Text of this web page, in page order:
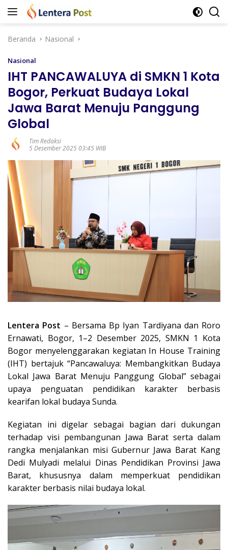
Langsung
Beranda
Nasional
Nasional
IHT PANCAWALUYA di SMKN 1 Kota
Bogor, Perkuat Budaya Lokal
Jawa Barat Menuju Panggung
Global
Tim Redaksi
5 Desember 2025 03:45 WIB
Lentera Post – Bersama Bp Iyan Tardiyana dan Roro
Ernawati, Bogor, 1–2 Desember 2025, SMKN 1 Kota
Bogor menyelenggarakan kegiatan In House Training
(IHT) bertajuk “Pancawaluya: Membangkitkan Budaya
Lokal Jawa Barat Menuju Panggung Global” sebagai
upaya penguatan pendidikan karakter berbasis
kearifan lokal budaya Sunda.
Kegiatan ini digelar sebagai bagian dari dukungan
terhadap visi pembangunan Jawa Barat serta dalam
rangka menjalankan misi Gubernur Jawa Barat Kang
Dedi Mulyadi melalui Dinas Pendidikan Provinsi Jawa
Barat, khususnya dalam memperkuat pendidikan
karakter berbasis nilai budaya lokal.